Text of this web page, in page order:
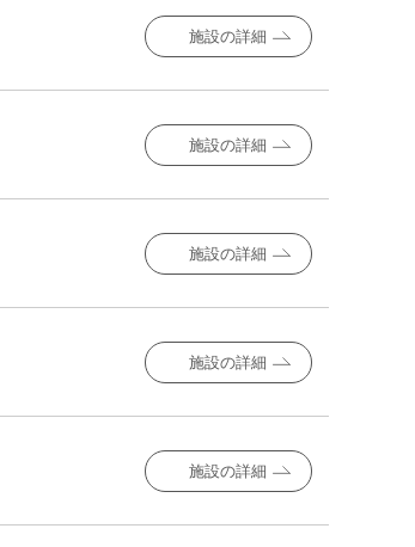
施設の詳細
施設の詳細
施設の詳細
施設の詳細
施設の詳細